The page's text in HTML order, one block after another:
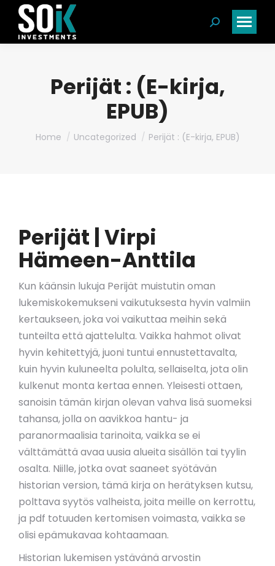
Search:
Perijät : (E-kirja,
EPUB)
You are here:
Home Uncategorized Perijät : (E-kirja, EPUB)
Perijät | Virpi
Hämeen-Anttila
Kun käänsin lukuja Perijät muistutin oman
lukemiskokemukseni vaikutuksesta hyvin valmiin
kertaukseen, joka voi vaikuttaa meihin sekä
tunteilta että ajattelulta. Vaikka hahmot olivat
hyvin kehitettyjä, juoni tuntui ennustettavalta,
kuin hyvin kuluneelta polulta, sellaiselta, jota olin
kulkenut monta kertaa ennen. Yleisesti ottaen,
sanoisin tämän kirjan olevan vahva lisä suomeksi
tahansa, jolla on aavikkoa hantu- ja
paranormaalisia tarinoita, vaikka se ei
välttämättä avaa uusia alueita sisällön tai tyylin
osalta. Niille, jotka ovat saaneet syötävän
historian version, tämä kirja on herätyksen kutsu,
polttava syytös valheista, joita meille on kerrottu,
ja pdf totuuden kertomisen voimasta, vaikka se
olisi epämukavaa kohtaamaan.
Historian lukemisen ystävänä arvostin